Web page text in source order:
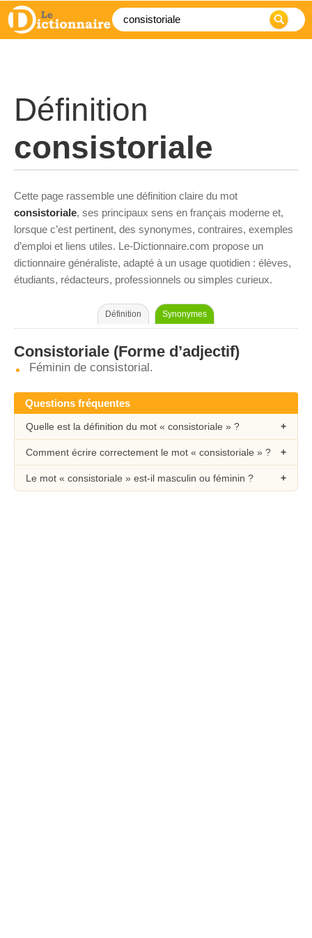
Définition
consistoriale
Cette page rassemble une définition claire du mot
consistoriale, ses principaux sens en français moderne et,
lorsque c’est pertinent, des synonymes, contraires, exemples
d’emploi et liens utiles. Le-Dictionnaire.com propose un
dictionnaire généraliste, adapté à un usage quotidien : élèves,
étudiants, rédacteurs, professionnels ou simples curieux.
Définition Synonymes
Consistoriale (Forme d’adjectif)
Féminin de consistorial.
Questions fréquentes
Quelle est la définition du mot « consistoriale » ?
Comment écrire correctement le mot « consistoriale » ?
Le mot « consistoriale » est-il masculin ou féminin ?